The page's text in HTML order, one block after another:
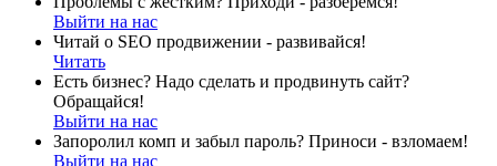
Выйти на нас
Читай о SEO продвижении - развивайся!
Читать
Есть бизнес? Надо сделать и продвинуть сайт?
Обращайся!
Выйти на нас
Запоролил комп и забыл пароль? Приноси - взломаем!
Выйти на нас